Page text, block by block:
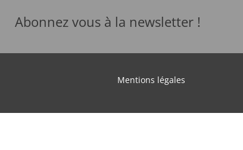
Abonnez vous à la newsletter !
Mentions légales